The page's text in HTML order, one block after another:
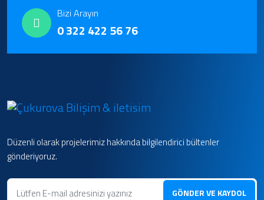
Bizi Arayın
0 322 422 56 76
Düzenli olarak projelerimiz hakkında bilgilendirici bültenler
gönderiyoruz.
GÖNDER VE KAYDOL